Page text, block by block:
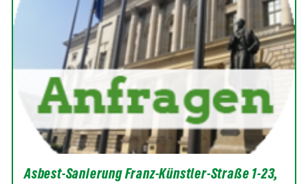
Asbest-Sanierung Franz-Künstler-Straße 1-23,